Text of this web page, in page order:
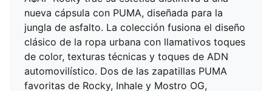
nueva cápsula con PUMA, diseñada para la
jungla de asfalto. La colección fusiona el diseño
clásico de la ropa urbana con llamativos toques
de color, texturas técnicas y toques de ADN
automovilístico. Dos de las zapatillas PUMA
favoritas de Rocky, Inhale y Mostro OG,